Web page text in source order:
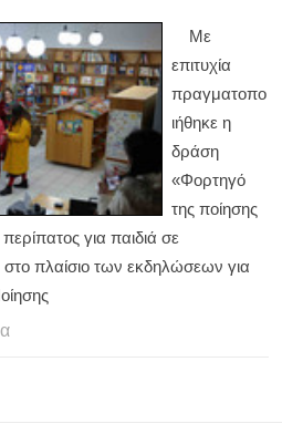
Με
επιτυχία
πραγματοπο
ιήθηκε η
δράση
«Φορτηγό
της ποίησης
για παιδιά σε
στο πλαίσιο των εκδηλώσεων για